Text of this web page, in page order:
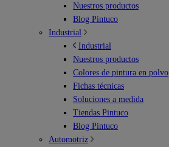
Nuestros productos
Blog Pintuco
Industrial
Industrial
Nuestros productos
Colores de pintura en polvo
Fichas técnicas
Soluciones a medida
Tiendas Pintuco
Blog Pintuco
Automotriz